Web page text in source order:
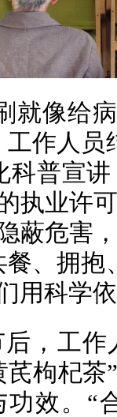
就像给
作人
科普宣
执业许
蔽危害
、拥
用科学
，工
枸杞
效。“